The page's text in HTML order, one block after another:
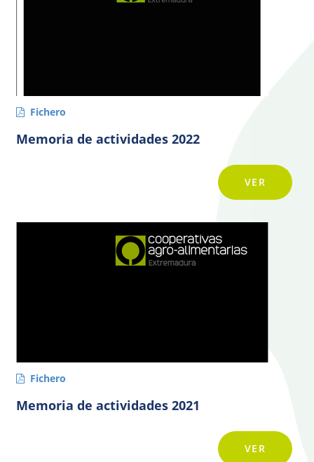
Fichero
Memoria de actividades 2022
VER
Fichero
Memoria de actividades 2021
VER